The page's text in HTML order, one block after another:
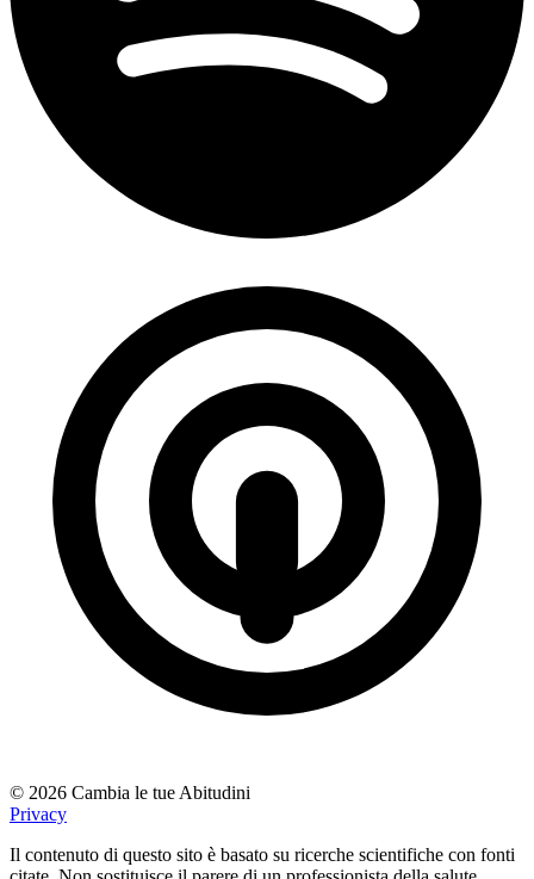
© 2026 Cambia le tue Abitudini
Privacy
Il contenuto di questo sito è basato su ricerche scientifiche con fonti